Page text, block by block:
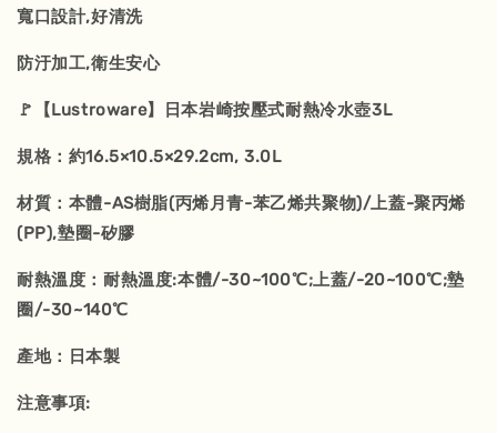
寬口設計,好清洗
防汙加工,衛生安心
🚩【Lustroware】日本岩崎按壓式耐熱冷水壺3L
規格：約16.5×10.5×29.2cm, 3.0L
材質：本體-AS樹脂(丙烯月青-苯乙烯共聚物)/上蓋-聚丙烯
(PP),墊圈-矽膠
耐熱溫度：耐熱溫度:本體/-30~100℃;上蓋/-20~100℃;墊
圈/-30~140℃
產地：日本製
注意事項: